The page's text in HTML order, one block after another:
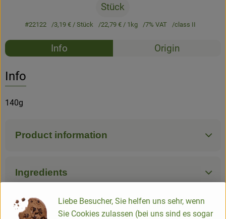
Stück
#22122 3,19 €/ Stück 22,79 €/ 1kg 7% VAT class II
Recipes
Info Origin
Info
140g
Product information
Ingredients
Nutrition data
Liebe Besucher, Sie helfen uns sehr, wenn
Sie Cookies zulassen (bei uns sind es sogar